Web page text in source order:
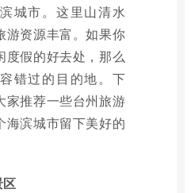
城市。这里山清水
游资源丰富。如果你
度假的好去处，那么
错过的目的地。下
家推荐一些台州旅游
海滨城市留下美好的